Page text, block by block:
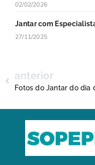
02/02/2026
Jantar com
27/11/2025
anterior